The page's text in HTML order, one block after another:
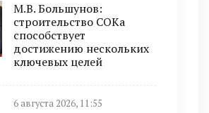
М.В. Большунов:
строительство СОКа
способствует
достижению нескольких
ключевых целей
6 августа 2026, 11:55